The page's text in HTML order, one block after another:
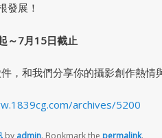
發展！
～7月15日截止
，和我們分享你的攝影創作熱情
archives/5200
by admin. Bookmark the permalink.